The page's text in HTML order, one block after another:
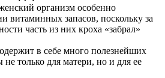
организм особенно
витаминных запасов, поскольку за
часть из них кроха «забрал»
в себе много полезнейших
только для матери, но и для ее